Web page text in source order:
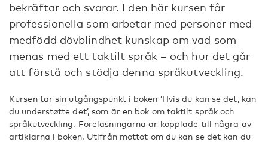
bekräftar och svarar. I den här kursen får
professionella som arbetar med personer med
medfödd dövblindhet kunskap om vad som
menas med ett taktilt språk – och hur det går
att förstå och stödja denna språkutveckling.
Kursen tar sin utgångspunkt i boken ’Hvis du kan se det, kan
du understøtte det’, som är en bok om taktilt språk och
språkutveckling. Föreläsningarna är kopplade till några av
artiklarna i boken. Utifrån mottot om du kan se det kan du